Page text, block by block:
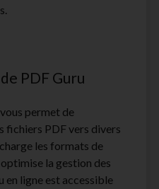
PDF Guru
permet de
fichiers PDF vers divers
les formats de
la gestion des
en ligne est accessible